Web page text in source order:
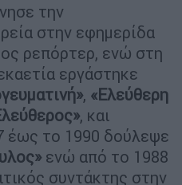
την
στην εφημερίδα
ρεπόρτερ, ενώ στη
εργάστηκε
, «Ελεύθερη
, και
έως το 1990 δούλεψε
ενώ από το 1988
συντάκτης στην